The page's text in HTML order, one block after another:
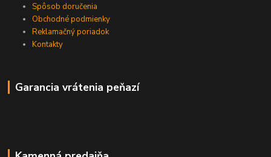
Spôsob doručenia
Obchodné podmienky
Reklamačný poriadok
Kontakty
Garancia vrátenia peňazí